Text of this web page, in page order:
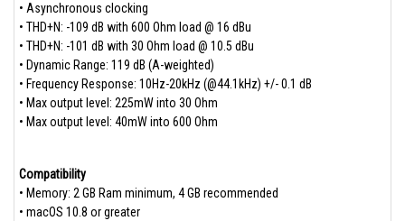
• Asynchronous clocking
• THD+N: -109 dB with 600 Ohm load @ 16 dBu
• THD+N: -101 dB with 30 Ohm load @ 10.5 dBu
• Dynamic Range: 119 dB (A-weighted)
• Frequency Response: 10Hz-20kHz (@44.1kHz) +/- 0.1 dB
• Max output level: 225mW into 30 Ohm
• Max output level: 40mW into 600 Ohm
Compatibility
• Memory: 2 GB Ram minimum, 4 GB recommended
• macOS 10.8 or greater